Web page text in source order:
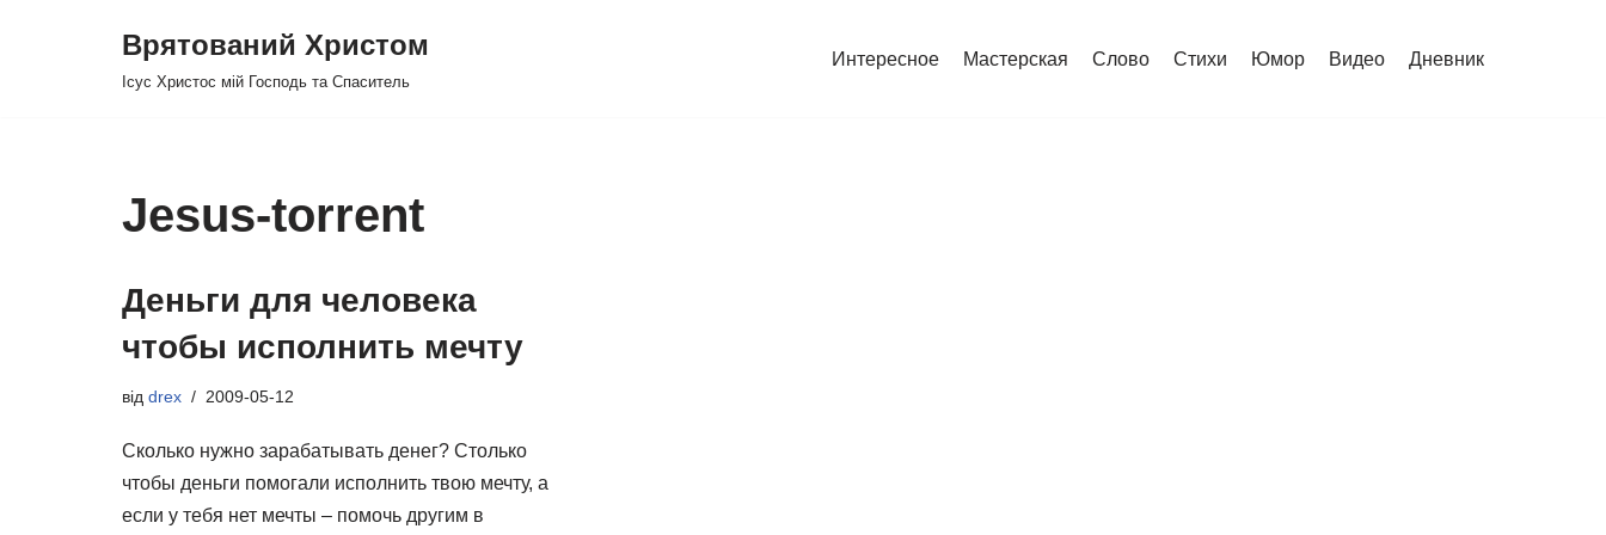
Врятований Христом
Ісус Христос мій Господь та Спаситель
Интересное Мастерская Слово Стихи Юмор Видео Дневник
Jesus-torrent
Деньги для человека
чтобы исполнить мечту
від drex 2009-05-12
Сколько нужно зарабатывать денег? Столько
чтобы деньги помогали исполнить твою мечту, а
если у тебя нет мечты – помочь другим в